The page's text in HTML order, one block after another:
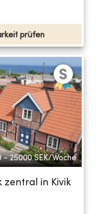
prüfen
- 25000 SEK/Woche
zentral in Kivik